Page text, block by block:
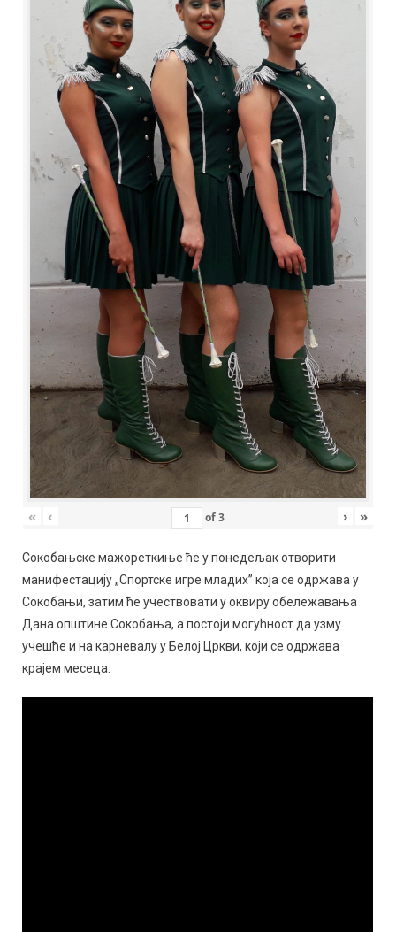
« ‹ of3 › »
Сокобањске мажореткиње ће у понедељак отворити
манифестацију „Спортске игре младих” која се одржава у
Сокобањи, затим ће учествовати у оквиру обележавања
Дана општине Сокобања, а постоји могућност да узму
учешће и на карневалу у Белој Цркви, који се одржава
крајем месеца.